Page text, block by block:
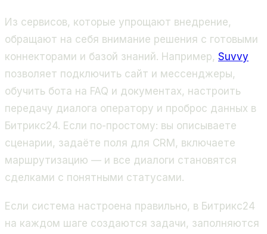
Из сервисов, которые упрощают внедрение,
обращают на себя внимание решения с готовыми
коннекторами и базой знаний. Например, Suvvy
позволяет подключить сайт и мессенджеры,
обучить бота на FAQ и документах, настроить
передачу диалога оператору и проброс данных в
Битрикс24. Если по-простому: вы описываете
сценарии, задаёте поля для CRM, включаете
маршрутизацию — и все диалоги становятся
сделками с понятными статусами.
Если система настроена правильно, в Битрикс24
на каждом шаге создаются задачи, заполняются